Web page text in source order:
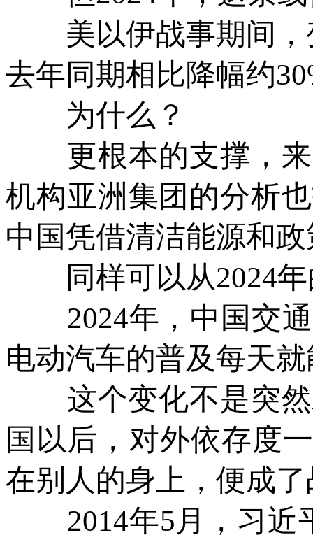
美以伊战事期间，
去年同期相比降幅约
为什么？
更根本的支撑，
机构亚洲集团的分析
中国凭借清洁能源和
同样可以从2024年
2024年，中国交通
电动汽车的普及每天
这个变化不是突然
国以后，对外依存度
在别人的身上，便成
2014年5月，习近